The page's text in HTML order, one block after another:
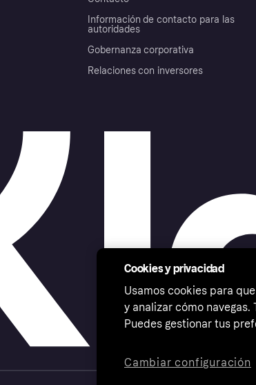
Información de contacto para las
autoridades
Gobernanza corporativa
Relaciones con inversores
Cookies y privacidad
Usamos cookies para
y analizar cómo
Puedes gestionar tus
Cambiar configuración